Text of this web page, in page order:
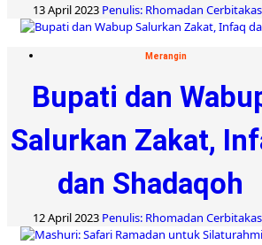
13 April 2023 Penulis: Rhomadan
Merangin
Bupati dan
Salurkan Zakat,
dan Shadaqoh
12 April 2023 Penulis: Rhomadan